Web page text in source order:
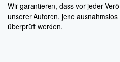
Wir garantieren, dass vor jeder
unserer Autoren, jene
überprüft werden.